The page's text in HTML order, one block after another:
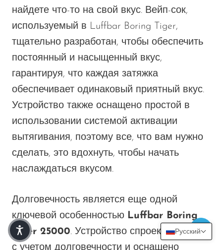
Русский
найдете что-то на свой вкус. Вейп-сок,
используемый в Luffbar Boring Tiger,
тщательно разработан, чтобы обеспечить
постоянный и насыщенный вкус,
гарантируя, что каждая затяжка
обеспечивает одинаковый приятный вкус.
Устройство также оснащено простой в
использовании системой активации
вытягивания, поэтому все, что вам нужно
сделать, это вдохнуть, чтобы начать
наслаждаться вкусом.
Долговечность является еще одной
ключевой особенностью Luffbar Boring
Tiger 25000. Устройство спроектировано
с учетом долговечности и оснащено